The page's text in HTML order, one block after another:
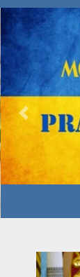
Previous